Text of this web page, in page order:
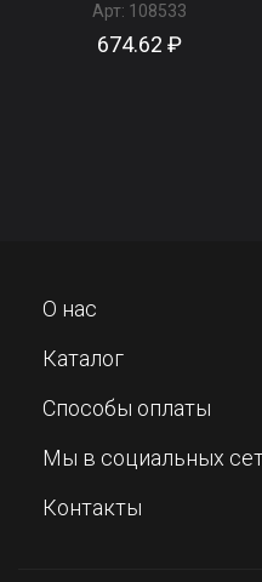
Арт: 108533
674.62 ₽
О нас
Каталог
Способы оплаты
Мы в социальных
Контакты